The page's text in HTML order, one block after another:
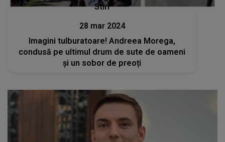
Stiri
28 mar 2024
Imagini tulburatoare! Andreea Morega,
condusă pe ultimul drum de sute de oameni
și un sobor de preoți